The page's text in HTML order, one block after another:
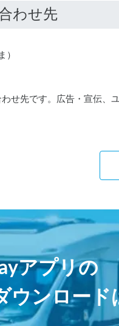
わせ先
）
せ先です。広告・宣伝、
アプリの
ウンロード